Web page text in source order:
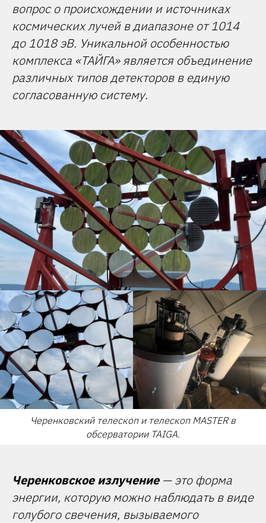
вопрос о происхождении и источниках
космических лучей в диапазоне от 1014
до 1018 эВ. Уникальной особенностью
комплекса «ТАЙГА» является объединение
различных типов детекторов в единую
согласованную систему.
Черенковский телескоп и телескоп MASTER в
обсерватории TAIGA.
Черенковское излучение — это форма
энергии, которую можно наблюдать в виде
голубого свечения, вызываемого